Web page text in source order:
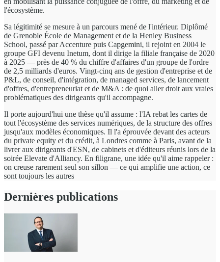
l'écosystème.
Sa légitimité se mesure à un parcours mené de l'intérieur. Diplômé
de Grenoble École de Management et de la Henley Business
School, passé par Accenture puis Capgemini, il rejoint en 2004 le
groupe GFI devenu Inetum, dont il dirige la filiale française de 2020
à 2025 — près de 40 % du chiffre d'affaires d'un groupe de l'ordre
de 2,5 milliards d'euros. Vingt-cinq ans de gestion d'entreprise et de
P&L, de conseil, d'intégration, de managed services, de lancement
d'offres, d'entrepreneuriat et de M&A : de quoi aller droit aux vraies
problématiques des dirigeants qu'il accompagne.
Il porte aujourd'hui une thèse qu'il assume : l'IA rebat les cartes de
tout l'écosystème des services numériques, de la structure des offres
jusqu'aux modèles économiques. Il l'a éprouvée devant des acteurs
du private equity et du crédit, à Londres comme à Paris, avant de la
livrer aux dirigeants d'ESN, de cabinets et d'éditeurs réunis lors de la
soirée Elevate d'Alliancy. En filigrane, une idée qu'il aime rappeler :
on creuse rarement seul son sillon — ce qui amplifie une action, ce
sont toujours les autres
Dernières publications